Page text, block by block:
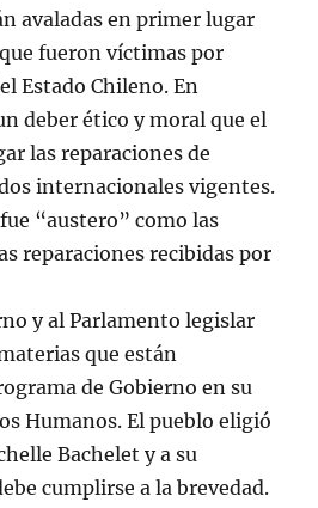
avaladas en primer lugar
fueron víctimas por
Estado Chileno. En
deber ético y moral que el
las reparaciones de
internacionales vigentes.
“austero” como las
reparaciones recibidas por
y al Parlamento legislar
que están
de Gobierno en su
Humanos. El pueblo eligió
Bachelet y a su
cumplirse a la brevedad.